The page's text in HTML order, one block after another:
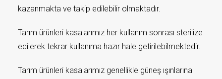
kazanmakta ve takip edilebilir olmaktadır.
Tarım ürünleri kasalarımız her kullanım sonrası sterilize
edilerek tekrar kullanıma hazır hale getirilebilmektedir.
Tarım ürünleri kasalarımız genellikle güneş ışınlarına